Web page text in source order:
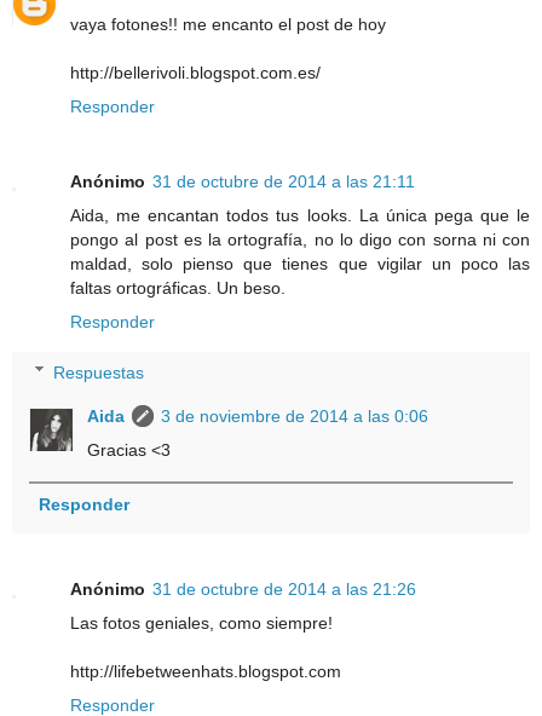
vaya fotones!! me encanto el post de hoy
http://bellerivoli.blogspot.com.es/
Responder
Anónimo 31 de octubre de 2014 a las 21:11
Aida, me encantan todos tus looks. La única pega que le
pongo al post es la ortografía, no lo digo con sorna ni con
maldad, solo pienso que tienes que vigilar un poco las
faltas ortográficas. Un beso.
Responder
Respuestas
Aida
3 de noviembre de 2014 a las 0:06
Gracias <3
Responder
Anónimo 31 de octubre de 2014 a las 21:26
Las fotos geniales, como siempre!
http://lifebetweenhats.blogspot.com
Responder